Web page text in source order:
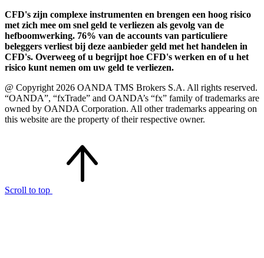
CFD's zijn complexe instrumenten en brengen een hoog risico
met zich mee om snel geld te verliezen als gevolg van de
hefboomwerking. 76% van de accounts van particuliere
beleggers verliest bij deze aanbieder geld met het handelen in
CFD's. Overweeg of u begrijpt hoe CFD's werken en of u het
risico kunt nemen om uw geld te verliezen.
@ Copyright 2026 OANDA TMS Brokers S.A. All rights reserved.
“OANDA”, “fxTrade” and OANDA’s “fx” family of trademarks are
owned by OANDA Corporation. All other trademarks appearing on
this website are the property of their respective owner.
Scroll to top